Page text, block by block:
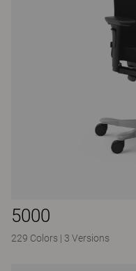
5000
229 Colors | 3 Versions